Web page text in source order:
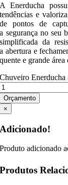
A Enerducha
tendências e
de pontos de
a segurança no seu
simplificada da
a abertura e
quente e grande área
Chuveiro
Orçamento
×
Adicionado!
Produto adicionado
Produtos